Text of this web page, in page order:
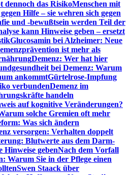
dennoch das RisikoMenschen mit
Hilfe – sie wehren sich gegen
und -bewußtsein werden Teil der
kann Hinweise geben – ersetzt
Glucosamin bei Alzheimer: Neue
ist mehr als
Demenz: Wer hat hier
bei Demenz: Warum
ankommtGürtelrose-Impfung
verbundenDemenz im
handeln
auf kognitive Veränderungen?
solche Gremien oft mehr
Was sich ändern
versorgen: Verhalten doppelt
Blutwerte aus dem Darm-
Hinweise gebenNach dem Vorfall
Warum Sie in der Pflege einen
Swen Staack über